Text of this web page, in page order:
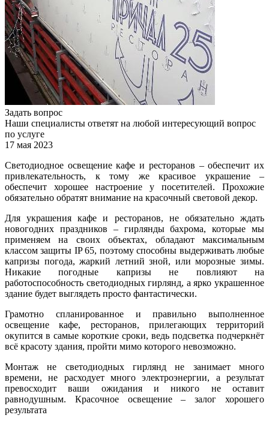
Задать вопрос
Наши специалисты ответят на любой интересующий вопрос
по услуге
17 мая 2023
Светодиодное освещение кафе и ресторанов – обеспечит их
привлекательность, к тому же красивое украшение –
обеспечит хорошее настроение у посетителей. Прохожие
обязательно обратят внимание на красочный световой декор.
Для украшения кафе и ресторанов, не обязательно ждать
новогодних праздников – гирлянды бахрома, которые мы
применяем на своих объектах, обладают максимальным
классом защиты IP 65, поэтому способны выдерживать любые
капризы погода, жаркий летний зной, или морозные зимы.
Никакие погодные капризы не повлияют на
работоспособность светодиодных гирлянд, а ярко украшенное
здание будет выглядеть просто фантастически.
Грамотно спланированное и правильно выполненное
освещение кафе, ресторанов, прилегающих территорий
окупится в самые короткие сроки, ведь подсветка подчеркнёт
всё красоту здания, пройти мимо которого невозможно.
Монтаж не светодиодных гирлянд не занимает много
времени, не расходует много электроэнергии, а результат
превосходит ваши ожидания и никого не оставит
равнодушным. Красочное освещение – залог хорошего
результата